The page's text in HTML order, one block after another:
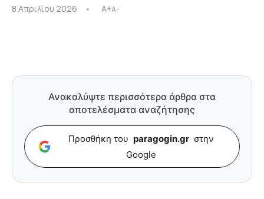
8 Απριλίου 2026 A+A-
Ανακαλύψτε περισσότερα άρθρα στα
αποτελέσματα αναζήτησης
Προσθήκη του paragogin.gr στην
Google